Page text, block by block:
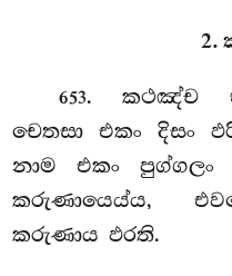
2.
653. කථඤ්ච
චෙතසා එකං දිසං
නාම එකං පුග්ගලං
කරුණායෙය්ය,
කරුණාය ඵරති.